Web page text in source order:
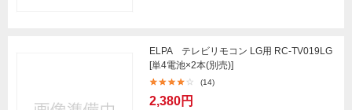
ELPA テレビリモコン LG用 RC-TV019LG
[単4電池×2本(別売)]
(14)
2,380円